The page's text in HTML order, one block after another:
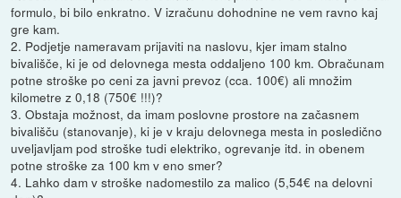
formulo, bi bilo enkratno. V izračunu dohodnine ne vem ravno kaj
gre kam.
2. Podjetje nameravam prijaviti na naslovu, kjer imam stalno
bivališče, ki je od delovnega mesta oddaljeno 100 km. Obračunam
potne stroške po ceni za javni prevoz (cca. 100€) ali množim
kilometre z 0,18 (750€ !!!)?
3. Obstaja možnost, da imam poslovne prostore na začasnem
bivališču (stanovanje), ki je v kraju delovnega mesta in posledično
uveljavljam pod stroške tudi elektriko, ogrevanje itd. in obenem
potne stroške za 100 km v eno smer?
4. Lahko dam v stroške nadomestilo za malico (5,54€ na delovni